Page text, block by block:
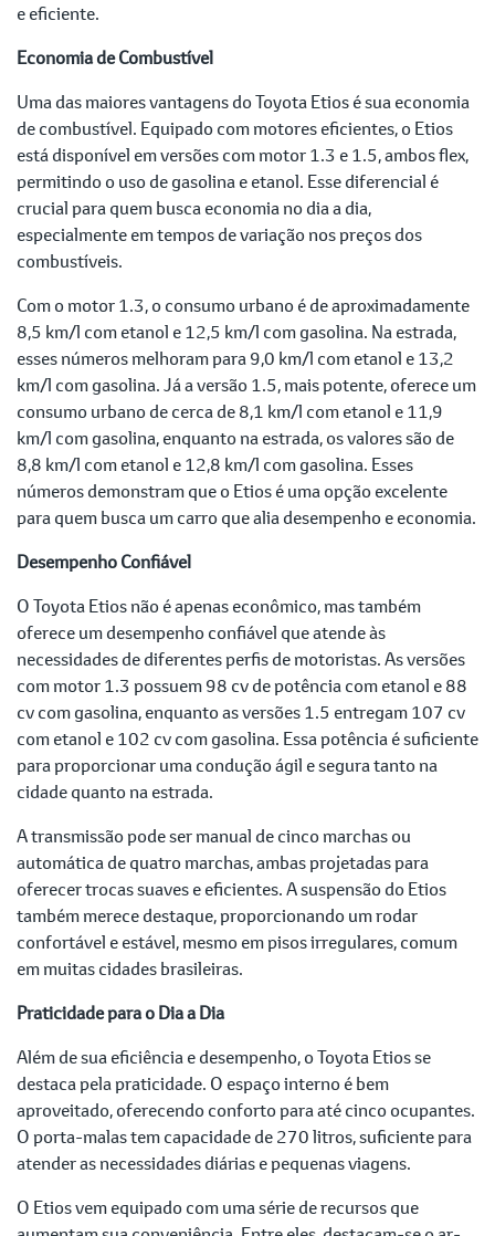
e eficiente.
Economia de Combustível
Uma das maiores vantagens do Toyota Etios é sua economia
de combustível. Equipado com motores eficientes, o Etios
está disponível em versões com motor 1.3 e 1.5, ambos flex,
permitindo o uso de gasolina e etanol. Esse diferencial é
crucial para quem busca economia no dia a dia,
especialmente em tempos de variação nos preços dos
combustíveis.
Com o motor 1.3, o consumo urbano é de aproximadamente
8,5 km/l com etanol e 12,5 km/l com gasolina. Na estrada,
esses números melhoram para 9,0 km/l com etanol e 13,2
km/l com gasolina. Já a versão 1.5, mais potente, oferece um
consumo urbano de cerca de 8,1 km/l com etanol e 11,9
km/l com gasolina, enquanto na estrada, os valores são de
8,8 km/l com etanol e 12,8 km/l com gasolina. Esses
números demonstram que o Etios é uma opção excelente
para quem busca um carro que alia desempenho e economia.
Desempenho Confiável
O Toyota Etios não é apenas econômico, mas também
oferece um desempenho confiável que atende às
necessidades de diferentes perfis de motoristas. As versões
com motor 1.3 possuem 98 cv de potência com etanol e 88
cv com gasolina, enquanto as versões 1.5 entregam 107 cv
com etanol e 102 cv com gasolina. Essa potência é suficiente
para proporcionar uma condução ágil e segura tanto na
cidade quanto na estrada.
A transmissão pode ser manual de cinco marchas ou
automática de quatro marchas, ambas projetadas para
oferecer trocas suaves e eficientes. A suspensão do Etios
também merece destaque, proporcionando um rodar
confortável e estável, mesmo em pisos irregulares, comum
em muitas cidades brasileiras.
Praticidade para o Dia a Dia
Além de sua eficiência e desempenho, o Toyota Etios se
destaca pela praticidade. O espaço interno é bem
aproveitado, oferecendo conforto para até cinco ocupantes.
O porta-malas tem capacidade de 270 litros, suficiente para
atender as necessidades diárias e pequenas viagens.
O Etios vem equipado com uma série de recursos que